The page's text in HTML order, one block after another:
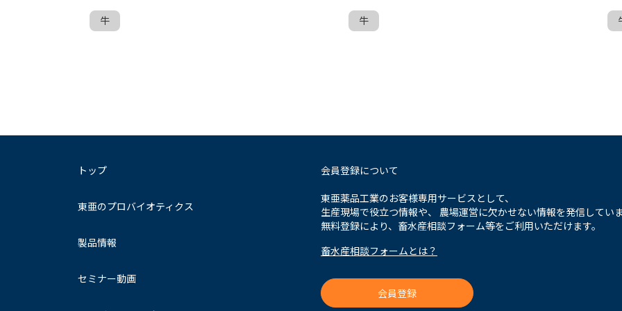
牛 牛
トップ
東亜のプロバイオティクス
製品情報
セミナー動画
会員登録について
東亜薬品工業のお客様専用サービスとして、
生産現場で役立つ情報や、 農場運営に欠かせない情報を発信していま
無料登録により、畜水産相談フォーム等をご利用いただけます。
畜水産相談フォームとは？
会員登録